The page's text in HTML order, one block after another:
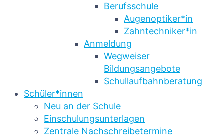
Berufsschule
Augenoptiker*in
Zahntechniker*in
Anmeldung
Wegweiser
Bildungsangebote
Schullaufbahnberatung
Schüler*innen
Neu an der Schule
Einschulungsunterlagen
Zentrale Nachschreibetermine